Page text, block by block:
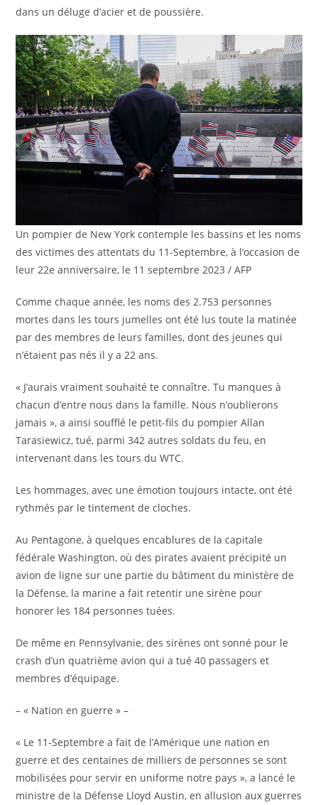
dans un déluge d’acier et de poussière.
Un pompier de New York contemple les bassins et les noms
des victimes des attentats du 11-Septembre, à l’occasion de
leur 22e anniversaire, le 11 septembre 2023 / AFP
Comme chaque année, les noms des 2.753 personnes
mortes dans les tours jumelles ont été lus toute la matinée
par des membres de leurs familles, dont des jeunes qui
n’étaient pas nés il y a 22 ans.
« J’aurais vraiment souhaité te connaître. Tu manques à
chacun d’entre nous dans la famille. Nous n’oublierons
jamais », a ainsi soufflé le petit-fils du pompier Allan
Tarasiewicz, tué, parmi 342 autres soldats du feu, en
intervenant dans les tours du WTC.
Les hommages, avec une émotion toujours intacte, ont été
rythmés par le tintement de cloches.
Au Pentagone, à quelques encablures de la capitale
fédérale Washington, où des pirates avaient précipité un
avion de ligne sur une partie du bâtiment du ministère de
la Défense, la marine a fait retentir une sirène pour
honorer les 184 personnes tuées.
De même en Pennsylvanie, des sirènes ont sonné pour le
crash d’un quatrième avion qui a tué 40 passagers et
membres d’équipage.
– « Nation en guerre » –
« Le 11-Septembre a fait de l’Amérique une nation en
guerre et des centaines de milliers de personnes se sont
mobilisées pour servir en uniforme notre pays », a lancé le
ministre de la Défense Lloyd Austin, en allusion aux guerres